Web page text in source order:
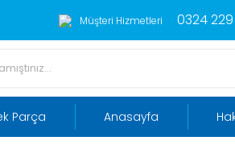
Müşteri Hizmetleri 0324 229
Parça Anasayfa